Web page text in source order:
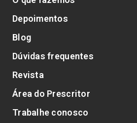
Depoimentos
Blog
Dúvidas frequentes
Revista
Área do Prescritor
Trabalhe conosco